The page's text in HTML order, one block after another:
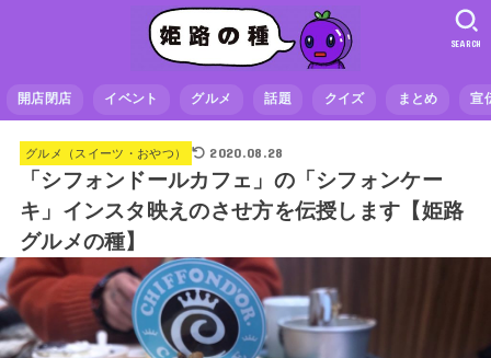
開店閉店 イベント グルメ 話題 クイズ まとめ 宣
SEARCH
グルメ（スイーツ・おやつ） 2020.08.28
「シフォンドールカフェ」の「シフォンケー
キ」インスタ映えのさせ方を伝授します【姫路
グルメの種】